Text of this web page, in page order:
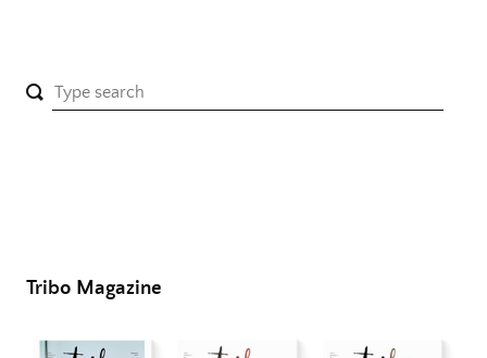
Tribo Magazine